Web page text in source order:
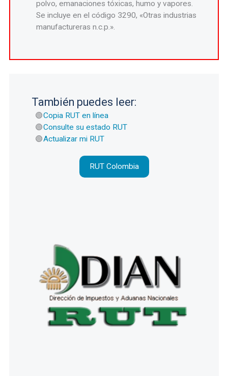
polvo, emanaciones tóxicas, humo y vapores.
Se incluye en el código 3290, «Otras industrias
manufactureras n.c.p.».
También puedes leer:
Copia RUT en línea
Consulte su estado RUT
Actualizar mi RUT
RUT Colombia